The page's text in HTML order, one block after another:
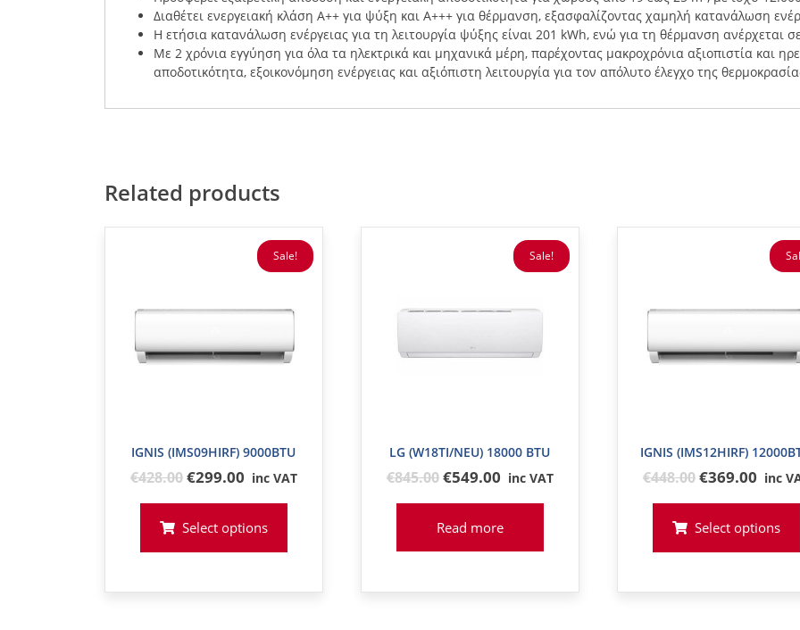
Διαθέτει ενεργειακή κλάση A++ για ψύξη και A+++ για θέρμανση, εξασφαλίζοντας χαμηλή κατανάλωση
Η ετήσια κατανάλωση ενέργειας για τη λειτουργία ψύξης είναι 201 kWh, ενώ για τη θέρμανση ανέρχεται
Με 2 χρόνια εγγύηση για όλα τα ηλεκτρικά και μηχανικά μέρη, παρέχοντας μακροχρόνια αξιοπιστία και
αποδοτικότητα, εξοικονόμηση ενέργειας και αξιόπιστη λειτουργία για τον απόλυτο έλεγχο της
Related products
Sale!
IGNIS (IMS09HIRF) 9000BTU
€428.00Original
price
was:
€299.00 inc VAT
Select options
Sale!
LG (W18TI/NEU) 18000 BTU
€845.00Original
price
was:
€549.00 inc VAT
Read more
IGNIS (IMS12HIRF)
€448.00Original
price
was:
€369.00 inc
Select options